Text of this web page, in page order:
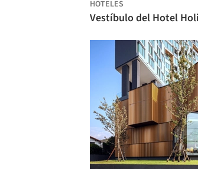
HOTELES